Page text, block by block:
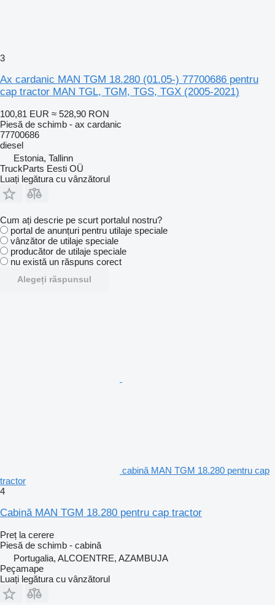
3
Ax cardanic MAN TGM 18.280 (01.05-) 77700686 pentru
cap tractor MAN TGL, TGM, TGS, TGX (2005-2021)
100,81 EUR ≈ 528,90 RON
Piesă de schimb - ax cardanic
77700686
diesel
Estonia, Tallinn
TruckParts Eesti OÜ
Luați legătura cu vânzătorul
Cum ați descrie pe scurt portalul nostru?
portal de anunțuri pentru utilaje speciale
vânzător de utilaje speciale
producător de utilaje speciale
nu există un răspuns corect
Alegeți răspunsul
cabină MAN TGM 18.280 pentru cap
tractor
4
Cabină MAN TGM 18.280 pentru cap tractor
Preț la cerere
Piesă de schimb - cabină
Portugalia, ALCOENTRE, AZAMBUJA
Peçamape
Luați legătura cu vânzătorul